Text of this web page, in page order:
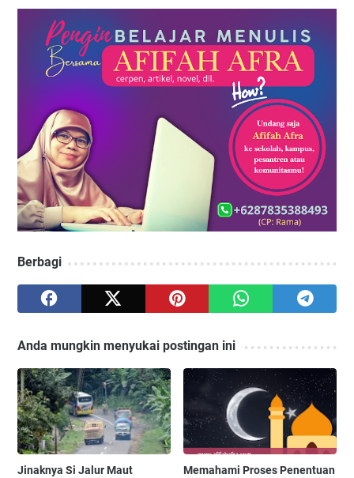
Berbagi
Anda mungkin menyukai postingan ini
Jinaknya Si Jalur Maut
Memahami Proses Penentuan